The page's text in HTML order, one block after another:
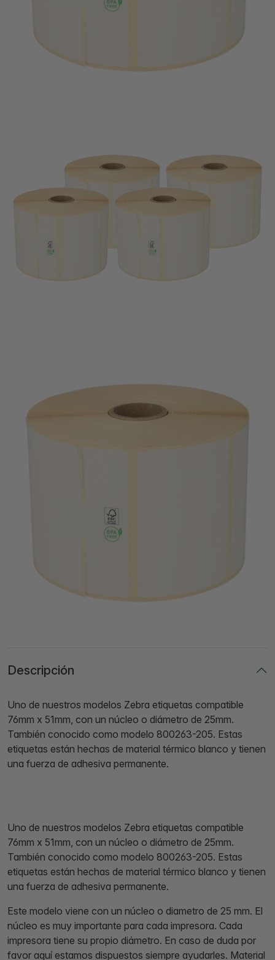
Descripción
Uno de nuestros modelos Zebra etiquetas compatible
76mm x 51mm, con un núcleo o diámetro de 25mm.
También conocido como modelo 800263-205. Estas
etiquetas están hechas de material térmico blanco y tienen
una fuerza de adhesiva permanente.
Uno de nuestros modelos Zebra etiquetas compatible
76mm x 51mm, con un núcleo o diámetro de 25mm.
También conocido como modelo 800263-205. Estas
etiquetas están hechas de material térmico blanco y tienen
una fuerza de adhesiva permanente.
Este modelo viene con un núcleo o diametro de 25 mm. El
núcleo es muy importante para cada impresora. Cada
impresora tiene su propio diámetro. En caso de duda por
favor aquí estamos dispuestos siempre ayudarles. Material